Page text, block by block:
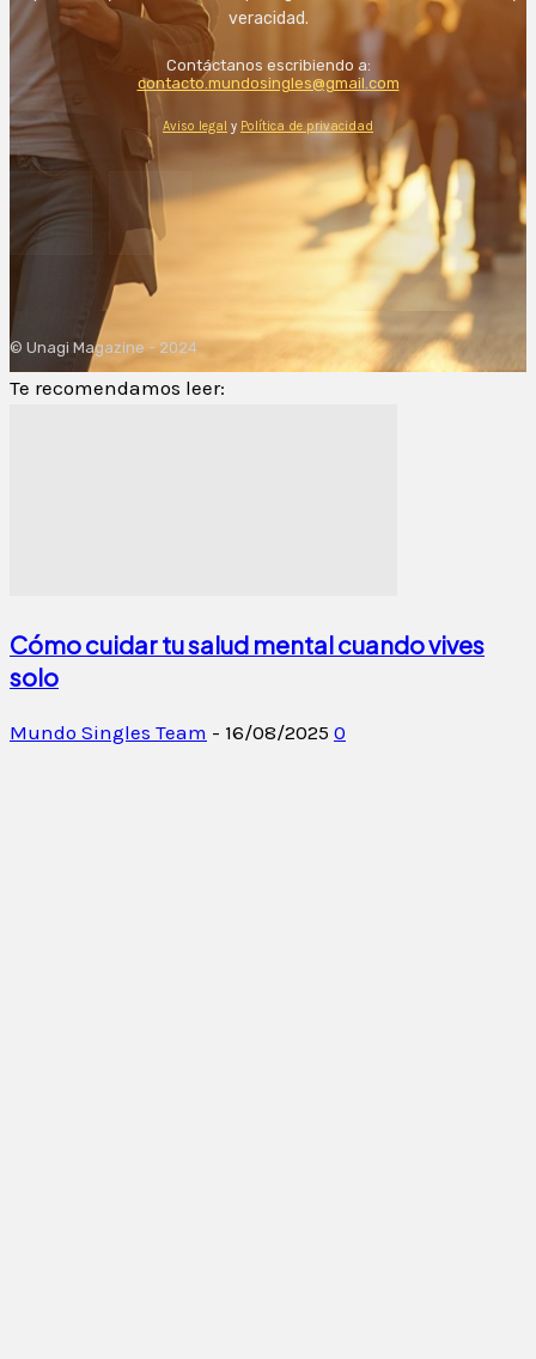
veracidad.
Contáctanos escribiendo a:
contacto.mundosingles@gmail.com
Aviso legal y Política de privacidad
© Unagi Magazine - 2024
Te recomendamos leer:
Cómo cuidar tu salud mental cuando vives
solo
Mundo Singles Team - 16/08/2025 0